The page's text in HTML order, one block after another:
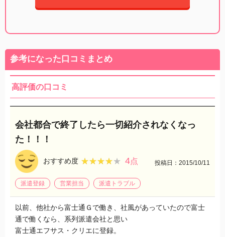
参考になった口コミまとめ
高評価の口コミ
会社都合で終了したら一切紹介されなくなっ
た！！！
おすすめ度 ★★★★★
★★★★★ 4点 投稿日：2015/10/11
派遣登録 営業担当 派遣トラブル
以前、他社から富士通Ｇで働き、社風があっていたので富士
通で働くなら、系列派遣会社と思い
富士通エフサス・クリエに登録。